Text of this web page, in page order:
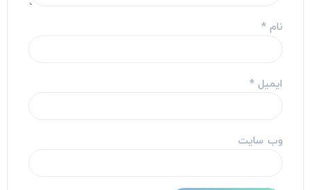
نام*
ایمیل*
وب‌ سایت